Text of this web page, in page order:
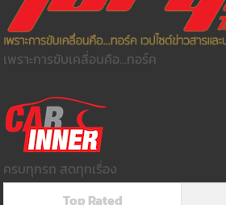
เพราะการขับเคลื่อนคือ...ทอร์ค
ครบทุกรถ สดทุกเรื่อง
Top Rated